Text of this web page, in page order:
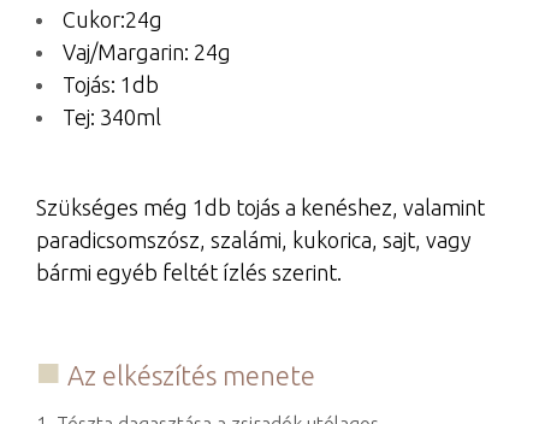
Cukor:24g
Vaj/Margarin: 24g
Tojás: 1db
Tej: 340ml
Szükséges még 1db tojás a kenéshez, valamint
paradicsomszósz, szalámi, kukorica, sajt, vagy
bármi egyéb feltét ízlés szerint.
Az elkészítés menete